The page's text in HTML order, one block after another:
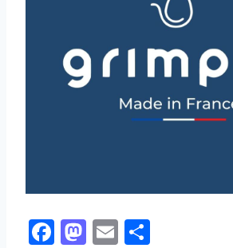
F
M E